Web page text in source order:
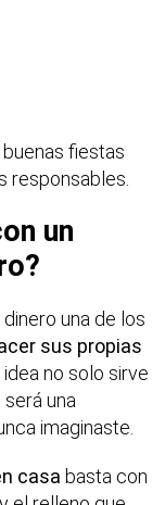
fiestas
responsables.
un
una de los
sus propias
idea no solo sirve
una
imaginaste.
casa basta con